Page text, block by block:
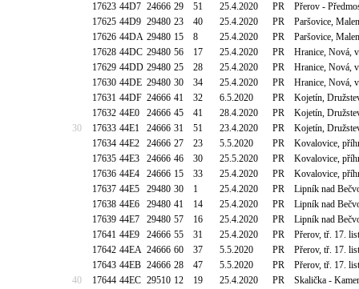
17623 44D7 24666 29 51 25.4.2020 PR
Přerov -
17625 44D9 29480 23 40 25.4.2020 PR
Paršovice,
17626 44DA 29480 15 8 25.4.2020 PR
Paršovice,
17628 44DC 29480 56 17 25.4.2020 PR
Hranice, Nová,
17629 44DD 29480 25 28 25.4.2020 PR
Hranice, Nová,
17630 44DE 29480 30 34 25.4.2020 PR
Hranice, Nová,
17631 44DF 24666 41 32 6.5.2020 PR
Kojetín,
17632 44E0 24666 45 41 28.4.2020 PR
Kojetín,
30
17633 44E1 24666 31 51 23.4.2020 PR
Kojetín,
17634 44E2 24666 27 23 5.5.2020 PR
Kovalovice,
17635 44E3 24666 46 30 25.5.2020 PR
Kovalovice,
17636 44E4 24666 15 33 25.4.2020 PR
Kovalovice,
17637 44E5 29480 30 1 25.4.2020 PR
Lipník nad
17638 44E6 29480 41 14 25.4.2020 PR
Lipník nad
17639 44E7 29480 57 16 25.4.2020 PR
Lipník nad
17641 44E9 24666 55 31 25.4.2020 PR
Přerov, tř. 17.
17642 44EA 24666 60 37 5.5.2020 PR
Přerov, tř. 17.
17643 44EB 24666 28 47 5.5.2020 PR
Přerov, tř. 17.
40
17644 44EC 29510 12 19 25.4.2020 PR
Skalička -